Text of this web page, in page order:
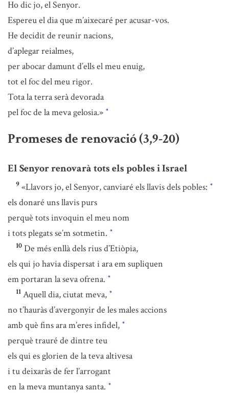
Ho dic jo, el Senyor.
Espereu el dia que m’aixecaré per acusar-vos.
He decidit de reunir nacions,
d’aplegar reialmes,
per abocar damunt d’ells el meu enuig,
tot el foc del meu rigor.
Tota la terra serà devorada
pel foc de la meva gelosia.» *
Promeses de renovació (3,9-20)
El Senyor renovarà tots els pobles i Israel
9 «Llavors jo, el Senyor, canviaré els llavis dels pobles: *
els donaré uns llavis purs
perquè tots invoquin el meu nom
i tots plegats se’m sotmetin. *
10 De més enllà dels rius d’Etiòpia,
els qui jo havia dispersat i ara em supliquen
em portaran la seva ofrena. *
11 Aquell dia, ciutat meva, *
no t’hauràs d’avergonyir de les males accions
amb què fins ara m’eres infidel, *
perquè trauré de dintre teu
els qui es glorien de la teva altivesa
i tu deixaràs de fer l’arrogant
en la meva muntanya santa. *